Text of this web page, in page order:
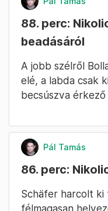
88. perc:
beadásáról
A jobb szélről
elé, a labda csak
becsúszva érkező
Pál Tamás
86. perc:
Schäfer harcolt ki
félmagasan